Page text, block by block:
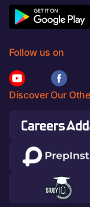
Follow us on
Discover Our